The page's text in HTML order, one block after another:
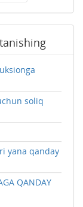
soliq
yana qanday
QANDAY